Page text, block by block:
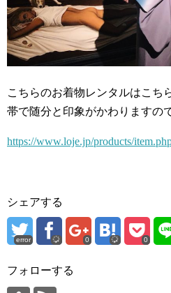
こちらのお着物レンタルはこち
帯で随分と印象がかわりますの
https://www.loje.jp/products/
シェアする
error 0 0
フォローする